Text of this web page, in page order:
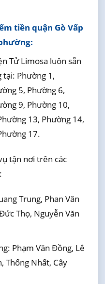
tiền quận Gò Vấp
Tử Limosa luôn sẵn
tại: Phường 1,
5, Phường 6,
9, Phường 10,
13, Phường 14,
17.
tận nơi trên các
Trung, Phan Văn
Thọ, Nguyễn Văn
Phạm Văn Đồng, Lê
Thống Nhất, Cây